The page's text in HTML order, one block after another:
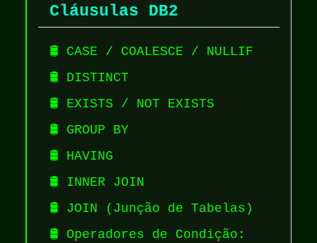
Cláusulas DB2
🛢️ CASE / COALESCE / NULLIF
🛢️ DISTINCT
🛢️ EXISTS / NOT EXISTS
🛢️ GROUP BY
🛢️ HAVING
🛢️ INNER JOIN
🛢️ JOIN (Junção de Tabelas)
🛢️ Operadores de Condição: